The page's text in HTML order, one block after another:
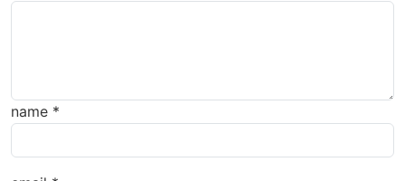
name *